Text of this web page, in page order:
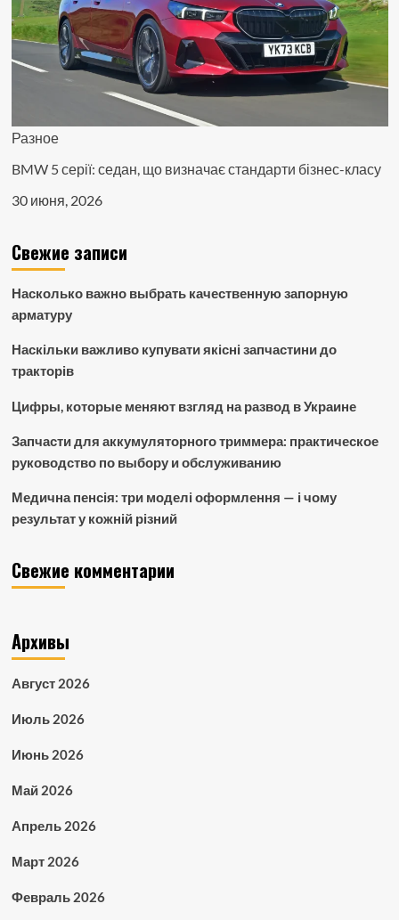
Разное
BMW 5 серії: седан, що визначає стандарти бізнес-класу
30 июня, 2026
Свежие записи
Насколько важно выбрать качественную запорную
арматуру
Наскільки важливо купувати якісні запчастини до
тракторів
Цифры, которые меняют взгляд на развод в Украине
Запчасти для аккумуляторного триммера: практическое
руководство по выбору и обслуживанию
Медична пенсія: три моделі оформлення — і чому
результат у кожній різний
Свежие комментарии
Архивы
Август 2026
Июль 2026
Июнь 2026
Май 2026
Апрель 2026
Март 2026
Февраль 2026